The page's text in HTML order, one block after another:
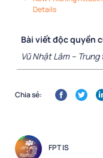
Details
Bài viết độc quyền
Vũ Nhật Lâm –
Chia sẻ:
FPT IS